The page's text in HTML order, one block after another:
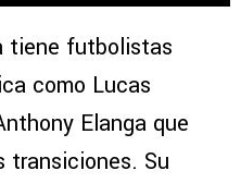
tiene futbolistas
como Lucas
Elanga que
transiciones. Su